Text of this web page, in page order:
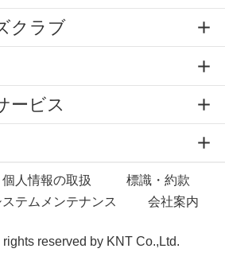
クラブ
ービス
個人情報の取扱
標識・約款
ステムメンテナンス 会社案内
reserved by KNT Co.,Ltd.